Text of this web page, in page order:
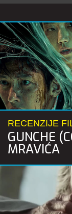
RECENZIJE
GUNCHE
MRAVIĆA